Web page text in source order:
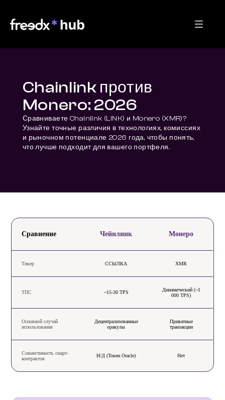
Chainlink против
Monero: 2026
Сравниваете Chainlink (LINK) и Monero (XMR)?
Узнайте точные различия в технологиях, комиссиях
и рыночном потенциале 2026 года, чтобы понять,
что лучше подходит для вашего портфеля.
Сравнение Чейнлинк Монеро
Тикер ССЫЛКА XMR
ТПС ~15-30 TPS
Динамический (~1
000 TPS)
Основной случай
использования
Децентрализованные
оракулы
Приватные
транзакции
Совместимость смарт-
контрактов
Н/Д (Токен Oracle) Нет